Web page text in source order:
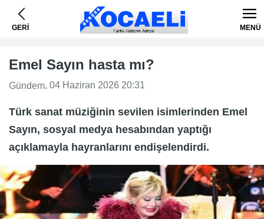
GERİ MENÜ
Emel Sayın hasta mı?
Gündem, 04 Haziran 2026 20:31
Türk sanat müziğinin sevilen isimlerinden Emel
Sayın, sosyal medya hesabından yaptığı
açıklamayla hayranlarını endişelendirdi.